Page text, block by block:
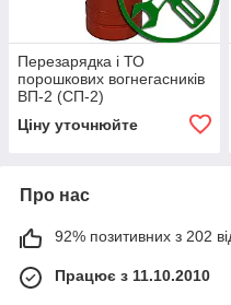
Перезарядка і ТО
порошкових вогнегасників
ВП-2 (СП-2)
Ціну уточнюйте
Про нас
92% позитивних з 202
Працює з 11.10.2010